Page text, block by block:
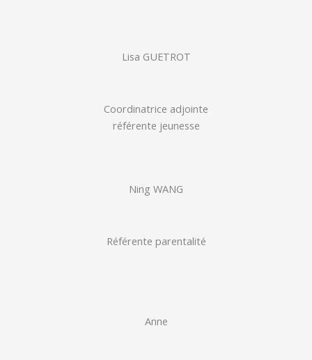
Lisa GUETROT
Coordinatrice adjointe
référente jeunesse
Ning WANG
Référente parentalité
Anne